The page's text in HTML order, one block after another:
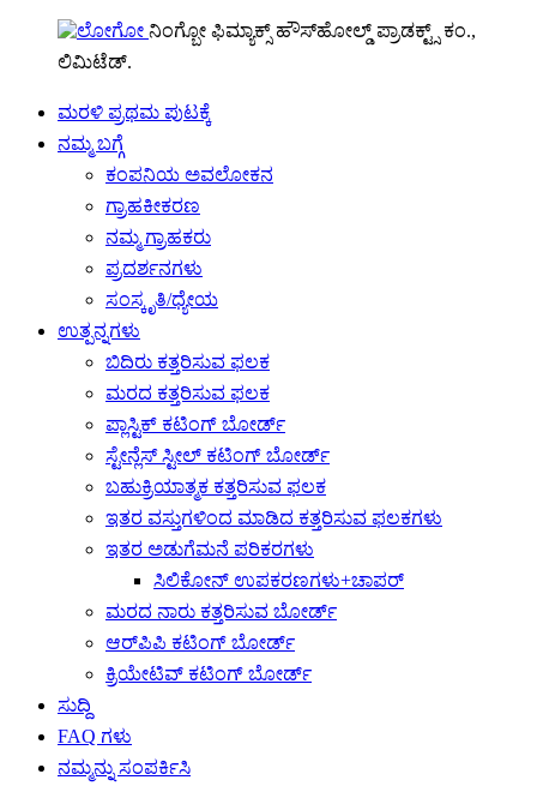
ನಿಂಗ್ಬೋ ಫಿಮ್ಯಾಕ್ಸ್ ಹೌಸ್‌ಹೋಲ್ಡ್ ಪ್ರಾಡಕ್ಟ್ಸ್ ಕಂ.,
ಲಿಮಿಟೆಡ್.
ಮರಳಿ ಪ್ರಥಮ ಪುಟಕ್ಕೆ
ನಮ್ಮ ಬಗ್ಗೆ
ಕಂಪನಿಯ ಅವಲೋಕನ
ಗ್ರಾಹಕೀಕರಣ
ನಮ್ಮ ಗ್ರಾಹಕರು
ಪ್ರದರ್ಶನಗಳು
ಸಂಸ್ಕೃತಿ/ಧ್ಯೇಯ
ಉತ್ಪನ್ನಗಳು
ಬಿದಿರು ಕತ್ತರಿಸುವ ಫಲಕ
ಮರದ ಕತ್ತರಿಸುವ ಫಲಕ
ಪ್ಲಾಸ್ಟಿಕ್ ಕಟಿಂಗ್ ಬೋರ್ಡ್
ಸ್ಟೇನ್ಲೆಸ್ ಸ್ಟೀಲ್ ಕಟಿಂಗ್ ಬೋರ್ಡ್
ಬಹುಕ್ರಿಯಾತ್ಮಕ ಕತ್ತರಿಸುವ ಫಲಕ
ಇತರ ವಸ್ತುಗಳಿಂದ ಮಾಡಿದ ಕತ್ತರಿಸುವ ಫಲಕಗಳು
ಇತರ ಅಡುಗೆಮನೆ ಪರಿಕರಗಳು
ಸಿಲಿಕೋನ್ ಉಪಕರಣಗಳು+ಚಾಪರ್
ಮರದ ನಾರು ಕತ್ತರಿಸುವ ಬೋರ್ಡ್
ಆರ್‌ಪಿಪಿ ಕಟಿಂಗ್ ಬೋರ್ಡ್
ಕ್ರಿಯೇಟಿವ್ ಕಟಿಂಗ್ ಬೋರ್ಡ್
ಸುದ್ದಿ
FAQ ಗಳು
ನಮ್ಮನ್ನು ಸಂಪರ್ಕಿಸಿ